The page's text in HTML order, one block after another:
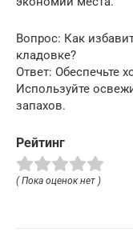
Вопрос: Как
кладовке?
Ответ: Обеспечьте
Используйте
запахов.
Рейтинг
( Пока оценок нет )